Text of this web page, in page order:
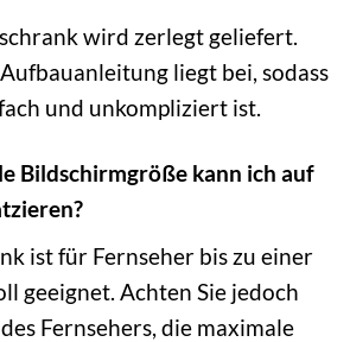
wird zerlegt geliefert.
liegt bei, sodass
und unkompliziert ist.
Bildschirmgröße kann ich auf
ist für Fernseher bis zu einer
geeignet. Achten Sie jedoch
Fernsehers, die maximale